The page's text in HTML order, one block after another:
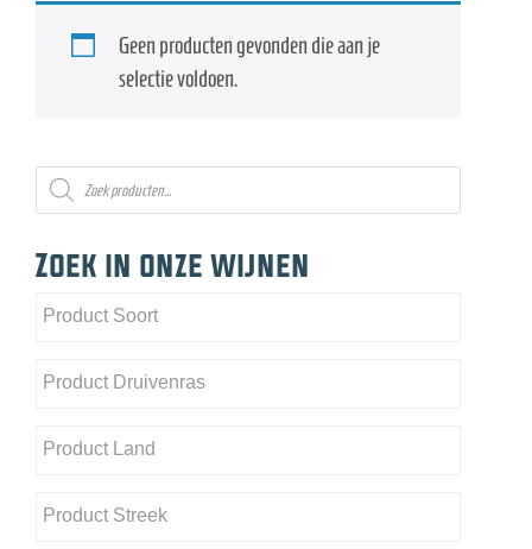
Geen producten gevonden die aan je
selectie voldoen.
Producten
zoeken
Zoek in onze wijnen